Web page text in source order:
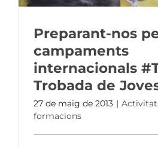
Preparant-nos
campaments
internacionals
Trobada de
27 de maig de 2013 |
formacions